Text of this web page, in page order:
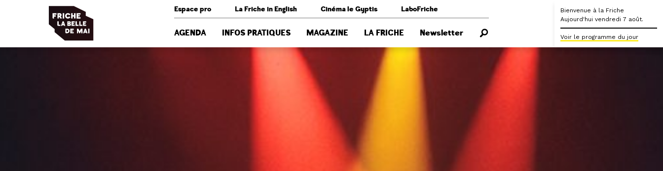
Espace pro La Friche in English Cinéma le Gyptis LaboFriche
AGENDA INFOS PRATIQUES MAGAZINE LA FRICHE Newsletter
Bienvenue à la Friche
Aujourd'hui vendredi 7 août.
Voir le programme du jour
Panneau de gestion des cookies